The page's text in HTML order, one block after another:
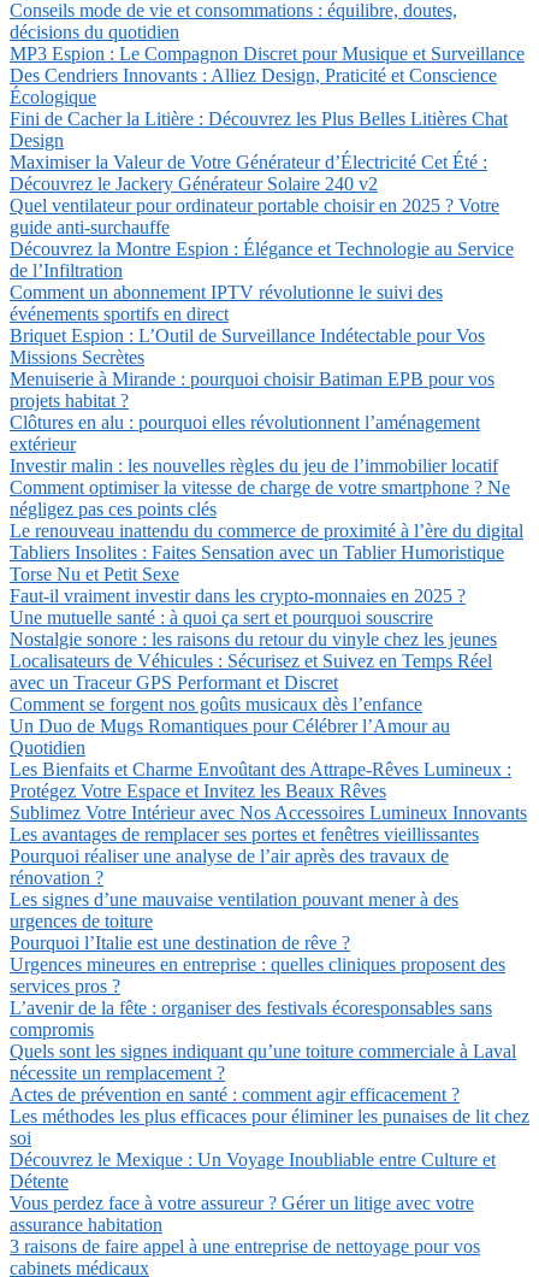
Conseils mode de vie et consommations : équilibre, doutes,
décisions du quotidien
MP3 Espion : Le Compagnon Discret pour Musique et Surveillance
Des Cendriers Innovants : Alliez Design, Praticité et Conscience
Écologique
Fini de Cacher la Litière : Découvrez les Plus Belles Litières Chat
Design
Maximiser la Valeur de Votre Générateur d’Électricité Cet Été :
Découvrez le Jackery Générateur Solaire 240 v2
Quel ventilateur pour ordinateur portable choisir en 2025 ? Votre
guide anti-surchauffe
Découvrez la Montre Espion : Élégance et Technologie au Service
de l’Infiltration
Comment un abonnement IPTV révolutionne le suivi des
événements sportifs en direct
Briquet Espion : L’Outil de Surveillance Indétectable pour Vos
Missions Secrètes
Menuiserie à Mirande : pourquoi choisir Batiman EPB pour vos
projets habitat ?
Clôtures en alu : pourquoi elles révolutionnent l’aménagement
extérieur
Investir malin : les nouvelles règles du jeu de l’immobilier locatif
Comment optimiser la vitesse de charge de votre smartphone ? Ne
négligez pas ces points clés
Le renouveau inattendu du commerce de proximité à l’ère du digital
Tabliers Insolites : Faites Sensation avec un Tablier Humoristique
Torse Nu et Petit Sexe
Faut-il vraiment investir dans les crypto-monnaies en 2025 ?
Une mutuelle santé : à quoi ça sert et pourquoi souscrire
Nostalgie sonore : les raisons du retour du vinyle chez les jeunes
Localisateurs de Véhicules : Sécurisez et Suivez en Temps Réel
avec un Traceur GPS Performant et Discret
Comment se forgent nos goûts musicaux dès l’enfance
Un Duo de Mugs Romantiques pour Célébrer l’Amour au
Quotidien
Les Bienfaits et Charme Envoûtant des Attrape-Rêves Lumineux :
Protégez Votre Espace et Invitez les Beaux Rêves
Sublimez Votre Intérieur avec Nos Accessoires Lumineux Innovants
Les avantages de remplacer ses portes et fenêtres vieillissantes
Pourquoi réaliser une analyse de l’air après des travaux de
rénovation ?
Les signes d’une mauvaise ventilation pouvant mener à des
urgences de toiture
Pourquoi l’Italie est une destination de rêve ?
Urgences mineures en entreprise : quelles cliniques proposent des
services pros ?
L’avenir de la fête : organiser des festivals écoresponsables sans
compromis
Quels sont les signes indiquant qu’une toiture commerciale à Laval
nécessite un remplacement ?
Actes de prévention en santé : comment agir efficacement ?
Les méthodes les plus efficaces pour éliminer les punaises de lit chez
soi
Découvrez le Mexique : Un Voyage Inoubliable entre Culture et
Détente
Vous perdez face à votre assureur ? Gérer un litige avec votre
assurance habitation
3 raisons de faire appel à une entreprise de nettoyage pour vos
cabinets médicaux